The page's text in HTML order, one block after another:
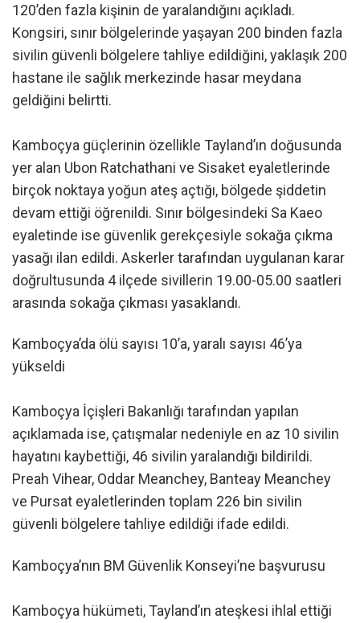
120’den fazla kişinin de yaralandığını açıkladı.
Kongsiri, sınır bölgelerinde yaşayan 200 binden fazla
sivilin güvenli bölgelere tahliye edildiğini, yaklaşık 200
hastane ile sağlık merkezinde hasar meydana
geldiğini belirtti.
Kamboçya güçlerinin özellikle Tayland’ın doğusunda
yer alan Ubon Ratchathani ve Sisaket eyaletlerinde
birçok noktaya yoğun ateş açtığı, bölgede şiddetin
devam ettiği öğrenildi. Sınır bölgesindeki Sa Kaeo
eyaletinde ise güvenlik gerekçesiyle sokağa çıkma
yasağı ilan edildi. Askerler tarafından uygulanan karar
doğrultusunda 4 ilçede sivillerin 19.00-05.00 saatleri
arasında sokağa çıkması yasaklandı.
Kamboçya’da ölü sayısı 10’a, yaralı sayısı 46’ya
yükseldi
Kamboçya İçişleri Bakanlığı tarafından yapılan
açıklamada ise, çatışmalar nedeniyle en az 10 sivilin
hayatını kaybettiği, 46 sivilin yaralandığı bildirildi.
Preah Vihear, Oddar Meanchey, Banteay Meanchey
ve Pursat eyaletlerinden toplam 226 bin sivilin
güvenli bölgelere tahliye edildiği ifade edildi.
Kamboçya’nın BM Güvenlik Konseyi’ne başvurusu
Kamboçya hükümeti, Tayland’ın ateşkesi ihlal ettiği